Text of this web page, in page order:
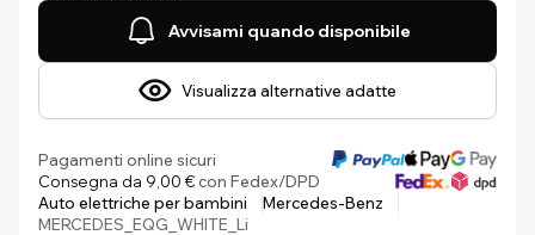
Avvisami quando disponibile
Visualizza alternative adatte
Pagamenti online sicuri
Consegna da 9,00 €con Fedex/DPD
Auto elettriche per bambini
Mercedes-Benz
MERCEDES_EQG_WHITE_Li